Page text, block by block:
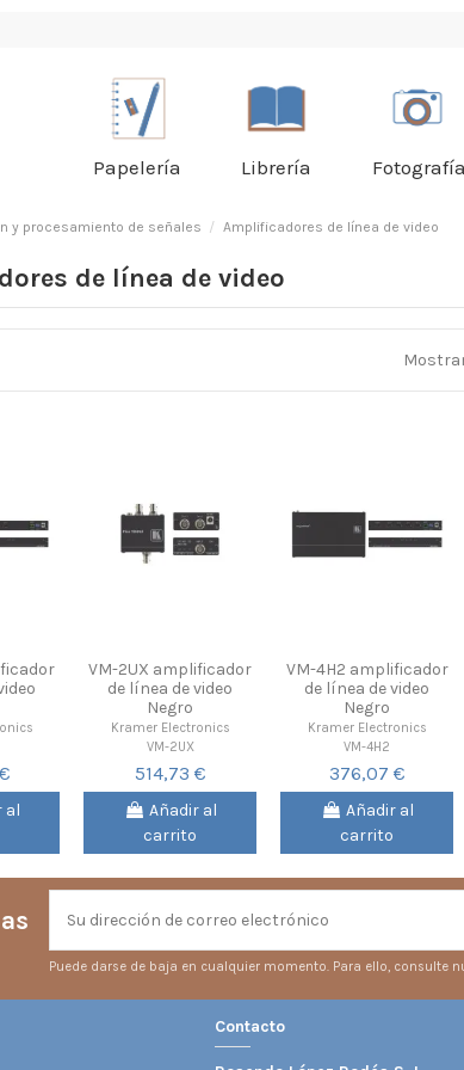
Papelería Librería Fotografía
y procesamiento de señales Amplificadores de línea de video
de línea de video
al
VM-2UX amplificador
de línea de video
Negro
Kramer Electronics
VM-2UX
514,73 €
Añadir al
carrito
VM-4H2 amplificador
de línea de video
Negro
Kramer Electronics
VM-4H2
376,07 €
Añadir al
carrito
Puede darse de baja en cualquier momento. Para ello, consulte
Contacto